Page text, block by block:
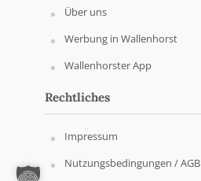
Über uns
Werbung in Wallenhorst
Wallenhorster App
Rechtliches
Impressum
Nutzungsbedingungen / AGB